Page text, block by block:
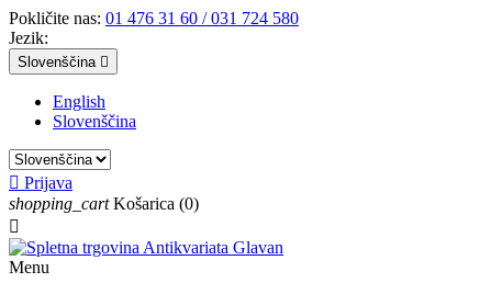
Pokličite nas: 01 476 31 60 / 031 724 580
Jezik:
Slovenščina 
English
Slovenščina
 Prijava
shopping_cart Košarica (0)

Menu